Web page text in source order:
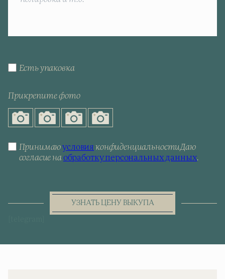
Есть упаковка
Прикрепите фото
Принимаюусловия конфиденциальностиДаю
согласие наобработку персональных данных.
УЗНАТЬ ЦЕНУ ВЫКУПА